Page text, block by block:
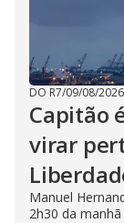
DO R7/09/08/2026
Capitão
virar
Manuel
2h30 da